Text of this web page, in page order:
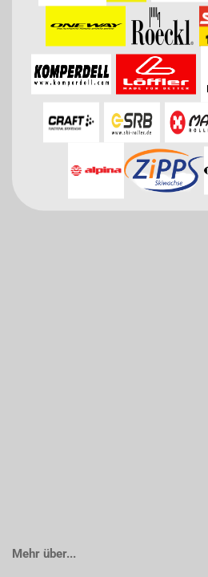
Mehr über...